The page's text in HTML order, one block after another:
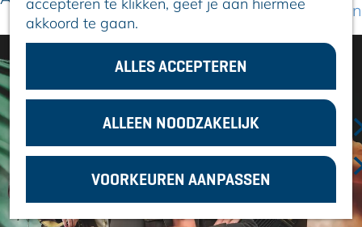
akkoord te gaan.
ALLES ACCEPTEREN
ALLEEN NOODZAKELIJK
VOORKEUREN AANPASSEN
a
e
h
o
m
e
p
a
g
e
Natuurlijk genieten
In en om Alphen
Kleuren van de
toren
VOOR
ONDERNEMERS